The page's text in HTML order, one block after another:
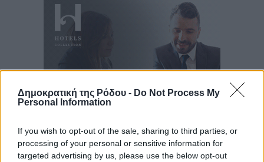
Δημοκρατική της Ρόδου - Do Not Process My
Personal Information
If you wish to opt-out of the sale, sharing to third parties, or
processing of your personal or sensitive information for
targeted advertising by us, please use the below opt-out
Ροή ειδήσεων